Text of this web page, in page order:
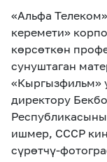
«Альфа
керемети»
көрсөткөн
сунуштаган
«Кыргызфильм»
директору
ишмер, СССР
сүрөтчү-